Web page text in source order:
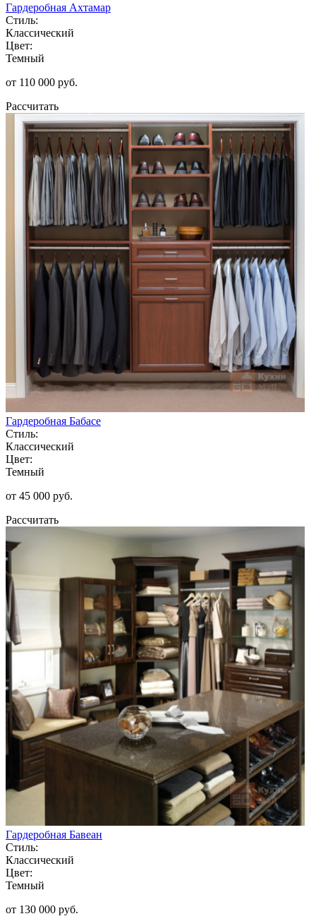
Гардеробная Ахтамар
Стиль:
Классический
Цвет:
Темный
от 110 000 руб.
Рассчитать
Гардеробная Бабасе
Стиль:
Классический
Цвет:
Темный
от 45 000 руб.
Рассчитать
Гардеробная Бавеан
Стиль:
Классический
Цвет:
Темный
от 130 000 руб.